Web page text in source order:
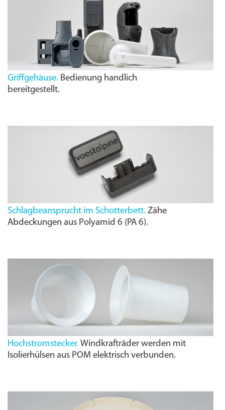
Griffgehäuse. Bedienung handlich
bereitgestellt.
Schlagbeansprucht im Schotterbett. Zähe
Abdeckungen aus Polyamid 6 (PA 6).
Hochstromstecker. Windkrafträder werden mit
Isolierhülsen aus POM elektrisch verbunden.